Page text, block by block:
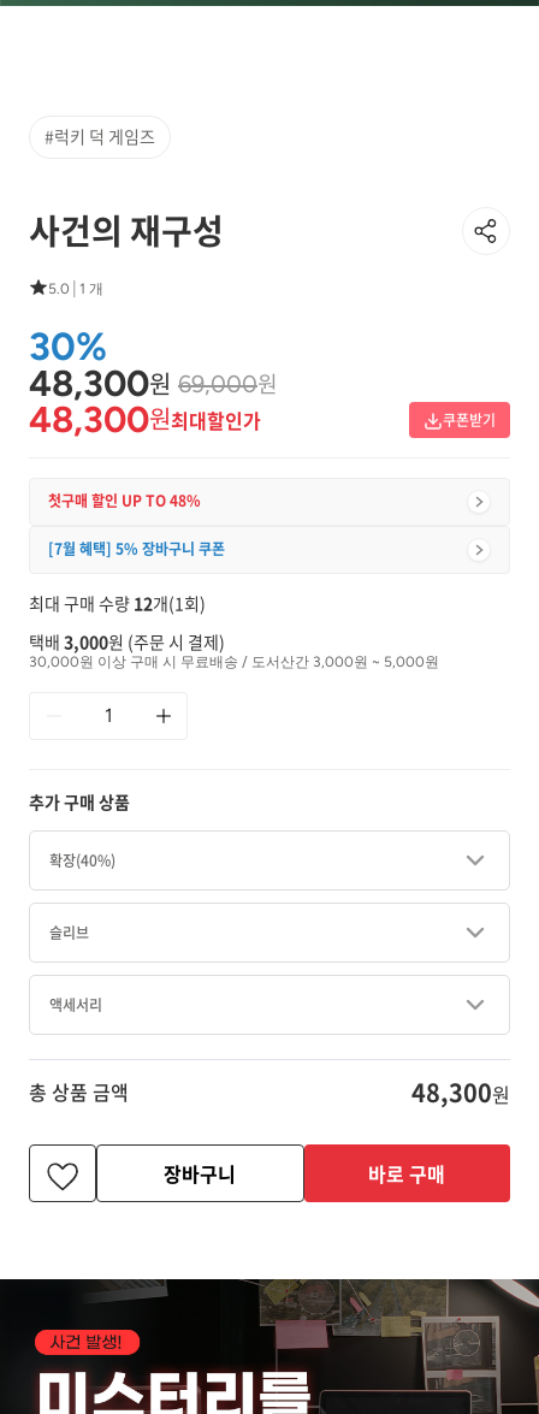
#럭키 덕 게임즈
사건의 재구성
5.0 1 개
30%
48,300원 69,000원
48,300원최대할인가 쿠폰받기
첫구매 할인 UP TO 48%
[7월 혜택] 5% 장바구니 쿠폰
최대 구매 수량 12개(1회)
택배 3,000원 (주문 시 결제)
30,000원 이상 구매 시 무료배송 / 도서산간 3,000원 ~ 5,000원
추가 구매 상품
확장(40%)
슬리브
액세서리
총 상품 금액 48,300원
장바구니 바로 구매